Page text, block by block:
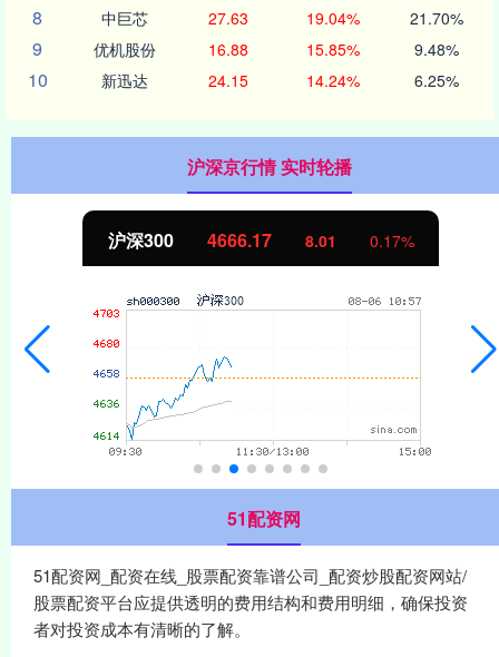
8 中巨芯 27.63 19.04% 21.70%
9 优机股份 16.88 15.85% 9.48%
10 新迅达 24.15 14.24% 6.25%
沪深京行情 实时轮播
沪深300 4666.17 8.01 0.17%
51配资网
51配资网_配资在线_股票配资靠谱公司_配资炒股配资网站/
股票配资平台应提供透明的费用结构和费用明细，确保投资
者对投资成本有清晰的了解。